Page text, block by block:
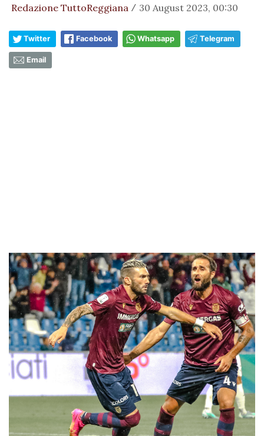
Redazione TuttoReggiana / 30 August 2023, 00:30
Twitter Facebook Whatsapp Telegram
Email